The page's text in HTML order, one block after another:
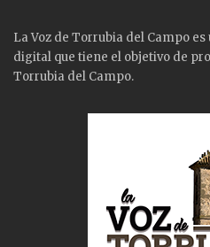
La Voz de Torrubia del Campo
digital que tiene el objetivo de
Torrubia del Campo.